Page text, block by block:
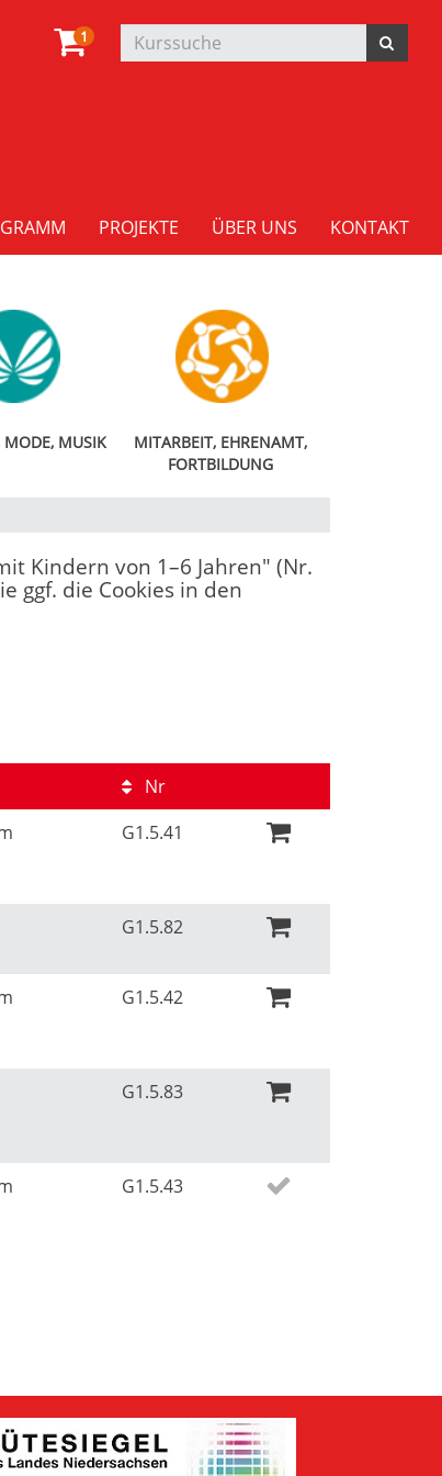
1
PROJEKTE ÜBER UNS KONTAKT
MODE, MUSIK
MITARBEIT, EHRENAMT,
FORTBILDUNG
Kindern von 1–6 Jahren" (Nr.
ggf. die Cookies in den
Nr
G1.5.41
G1.5.82
G1.5.42
G1.5.83
G1.5.43